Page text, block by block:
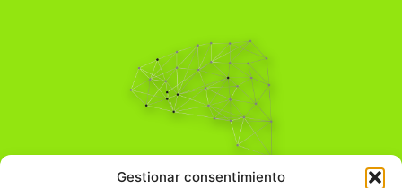
Gestionar consentimiento
Pensamiento Crítico